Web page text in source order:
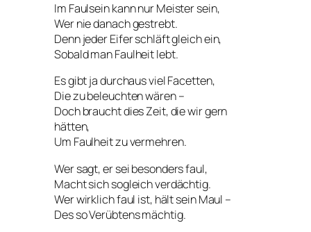
Im Faulsein kann nur Meister sein,
Wer nie danach gestrebt.
Denn jeder Eifer schläft gleich ein,
Sobald man Faulheit lebt.
Es gibt ja durchaus viel Facetten,
Die zu beleuchten wären –
Doch braucht dies Zeit, die wir gern
hätten,
Um Faulheit zu vermehren.
Wer sagt, er sei besonders faul,
Macht sich sogleich verdächtig.
Wer wirklich faul ist, hält sein Maul –
Des so Verübtens mächtig.